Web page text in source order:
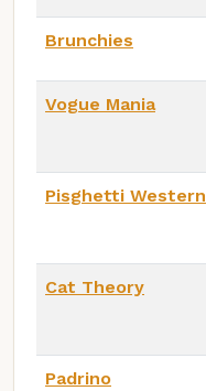
Brunchies
Vogue Mania
Pisghetti Western
Cat Theory
Padrino